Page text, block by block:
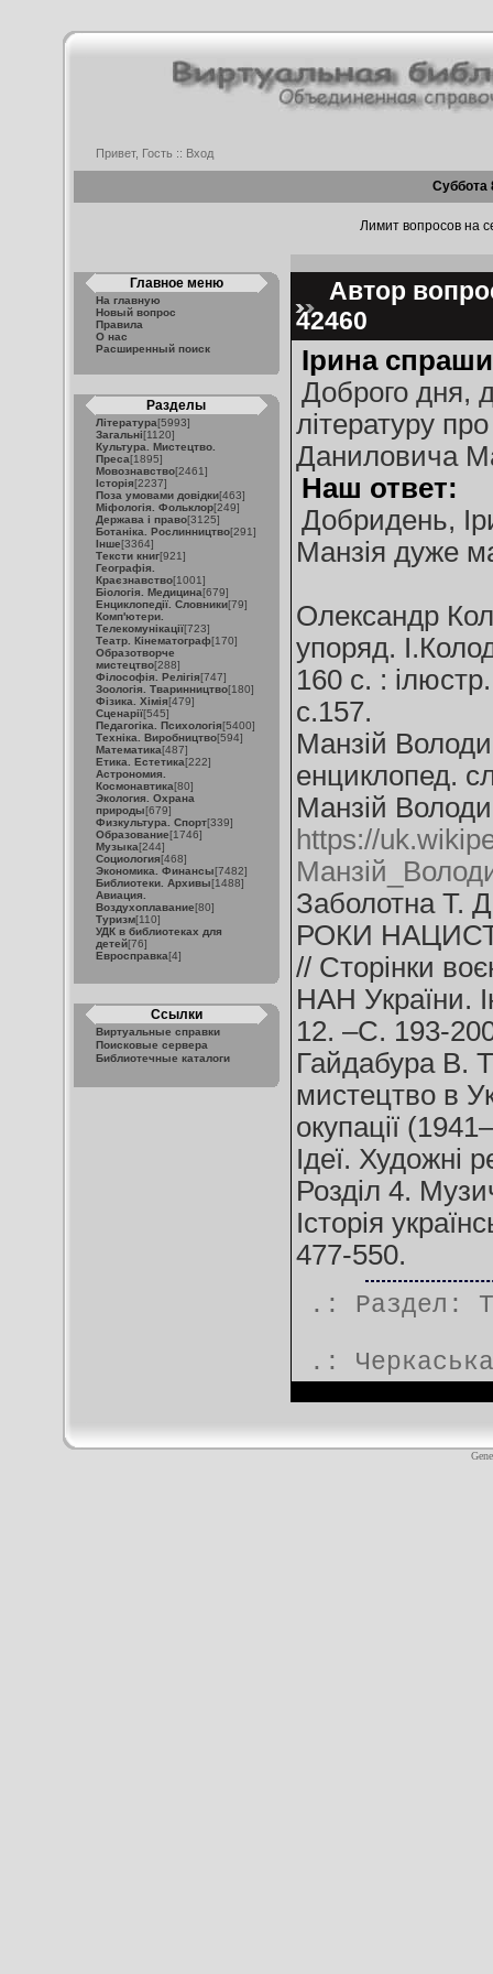
Привет, Гость :: Вход
Суббота
Лимит вопросов на
Главное меню
На главную
Новый вопрос
Правила
О нас
Расширенный поиск
Разделы
Література[5993]
Загальні[1120]
Культура. Мистецтво.
Преса[1895]
Мовознавство[2461]
Історія[2237]
Поза умовами довідки[463]
Міфологія. Фольклор[249]
Держава і право[3125]
Ботаніка. Рослинництво[291]
Інше[3364]
Тексти книг[921]
Географія.
Краєзнавство[1001]
Біологія. Медицина[679]
Енциклопедії. Словники[79]
Комп'ютери.
Телекомунікації[723]
Театр. Кінематограф[170]
Образотворче
мистецтво[288]
Філософія. Релігія[747]
Зоологія. Тваринництво[180]
Фізика. Хімія[479]
Сценарії[545]
Педагогіка. Психологія[5400]
Техніка. Виробництво[594]
Математика[487]
Етика. Естетика[222]
Астрономия.
Космонавтика[80]
Экология. Охрана
природы[679]
Физкультура. Спорт[339]
Образование[1746]
Музыка[244]
Социология[468]
Экономика. Финансы[7482]
Библиотеки. Архивы[1488]
Авиация.
Воздухоплавание[80]
Туризм[110]
УДК в библиотеках для
детей[76]
Евросправка[4]
Ссылки
Виртуальные справки
Поисковые сервера
Библиотечные каталоги
Автор
42460
Ірина
Доброго дня,
літературу
Даниловича
Наш ответ:
Добридень,
Манзія дуже
Олександр
упоряд.
160 с. :
с.157.
Манзій
енциклопед.
Манзій
https://
Заболотна Т.
РОКИ
// Сторінки
НАН України.
12. –С. 193-
Гайдабура В.
мистецтво в
окупації
Ідеї. Художні
Розділ 4.
Історія
477-550.
.: Раздел:
.: